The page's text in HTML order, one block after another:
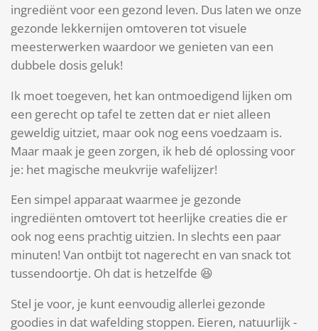
ingrediënt voor een gezond leven. Dus laten we onze
gezonde lekkernijen omtoveren tot visuele
meesterwerken waardoor we genieten van een
dubbele dosis geluk!
Ik moet toegeven, het kan ontmoedigend lijken om
een gerecht op tafel te zetten dat er niet alleen
geweldig uitziet, maar ook nog eens voedzaam is.
Maar maak je geen zorgen, ik heb dé oplossing voor
je: het magische meukvrije wafelijzer!
Een simpel apparaat waarmee je gezonde
ingrediënten omtovert tot heerlijke creaties die er
ook nog eens prachtig uitzien. In slechts een paar
minuten! Van ontbijt tot nagerecht en van snack tot
tussendoortje. Oh dat is hetzelfde 😆
Stel je voor, je kunt eenvoudig allerlei gezonde
goodies in dat wafelding stoppen. Eieren, natuurlijk -